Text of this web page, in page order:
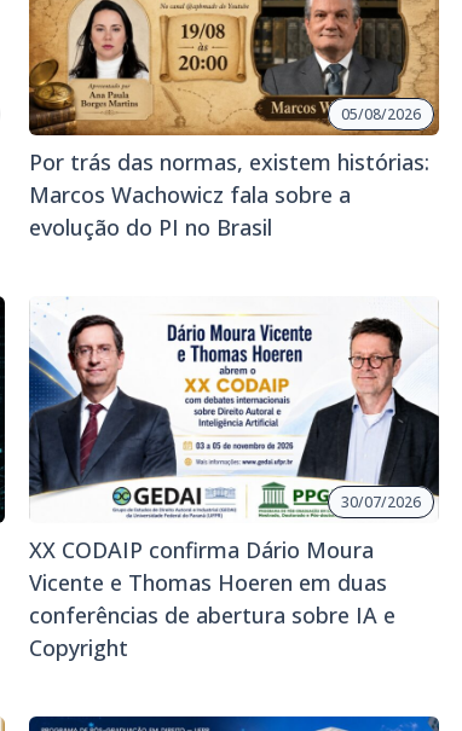
05/08/2026
Por trás das normas, existem histórias:
Marcos Wachowicz fala sobre a
evolução do PI no Brasil
30/07/2026
XX CODAIP confirma Dário Moura
Vicente e Thomas Hoeren em duas
conferências de abertura sobre IA e
Copyright